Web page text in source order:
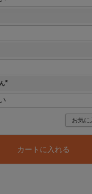
必
須
)
お気に
カートに入れる